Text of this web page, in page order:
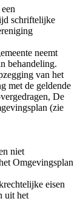
schriftelijke
neemt
behandeling.
van het
met de geldende
De
(zie
niet
Omgevingsplan
eisen
uit het